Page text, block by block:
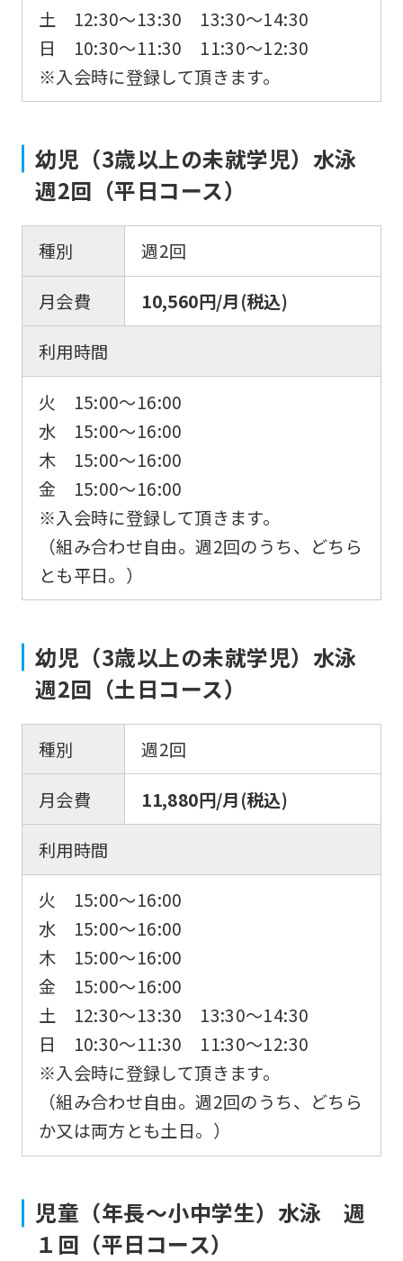
土 12:30〜13:30 13:30〜14:30
日 10:30〜11:30 11:30〜12:30
※入会時に登録して頂きます。
幼児（3歳以上の未就学児）水泳
週2回（平日コース）
種別
週2回
月会費
10,560円/月(税込)
利用時間
火 15:00〜16:00
水 15:00〜16:00
木 15:00〜16:00
金 15:00〜16:00
※入会時に登録して頂きます。
（組み合わせ自由。週2回のうち、どちら
とも平日。）
幼児（3歳以上の未就学児）水泳
週2回（土日コース）
種別
週2回
月会費
11,880円/月(税込)
利用時間
火 15:00～16:00
水 15:00～16:00
木 15:00～16:00
金 15:00～16:00
土 12:30～13:30 13:30～14:30
日 10:30～11:30 11:30～12:30
※入会時に登録して頂きます。
（組み合わせ自由。週2回のうち、どちら
か又は両方とも土日。）
児童（年長〜小中学生）水泳 週
１回（平日コース）